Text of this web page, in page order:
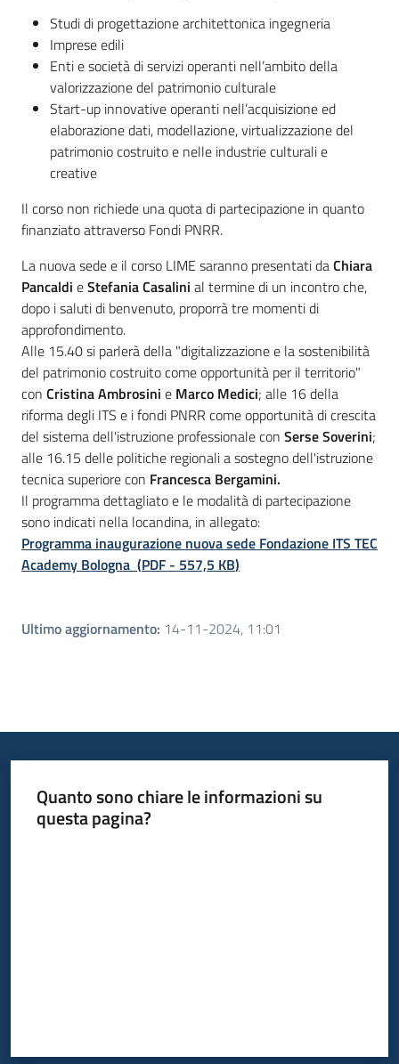
Studi di progettazione architettonica ingegneria
Imprese edili
Enti e società di servizi operanti nell’ambito della
valorizzazione del patrimonio culturale
Start-up innovative operanti nell’acquisizione ed
elaborazione dati, modellazione, virtualizzazione del
patrimonio costruito e nelle industrie culturali e
creative
Il corso non richiede una quota di partecipazione in quanto
finanziato attraverso Fondi PNRR.
La nuova sede e il corso LIME saranno presentati daChiara
Pancaldi eStefania Casalini al termine di un incontro che,
dopo i saluti di benvenuto, proporrà tre momenti di
approfondimento.
Alle 15.40 si parlerà della "digitalizzazione e la sostenibilità
del patrimonio costruito come opportunità per il territorio"
con Cristina Ambrosini e Marco Medici; alle 16 della
riforma degli ITS e i fondi PNRR come opportunità di crescita
del sistema dell'istruzione professionale con Serse Soverini;
alle 16.15 delle politiche regionali a sostegno dell'istruzione
tecnica superiore con Francesca Bergamini.
Il programma dettagliato e le modalità di partecipazione
sono indicati nella locandina, in allegato:
Programma inaugurazione nuova sede Fondazione ITS TEC
Academy Bologna (PDF - 557,5 KB)
Ultimo aggiornamento: 14-11-2024, 11:01
Quanto sono chiare le informazioni su
questa pagina?